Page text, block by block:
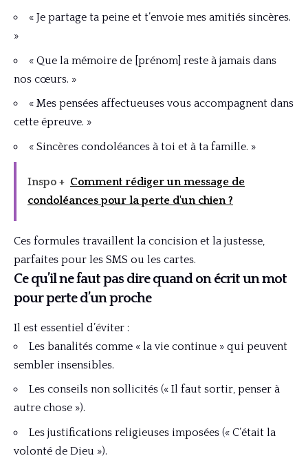
« Je partage ta peine et t’envoie mes amitiés sincères.
»
« Que la mémoire de [prénom] reste à jamais dans
nos cœurs. »
« Mes pensées affectueuses vous accompagnent dans
cette épreuve. »
« Sincères condoléances à toi et à ta famille. »
Inspo + Comment rédiger un message de
condoléances pour la perte d'un chien ?
Ces formules travaillent la concision et la justesse,
parfaites pour les SMS ou les cartes.
Ce qu’il ne faut pas dire quand on écrit un mot
pour perte d’un proche
Il est essentiel d’éviter :
Les banalités comme « la vie continue » qui peuvent
sembler insensibles.
Les conseils non sollicités (« Il faut sortir, penser à
autre chose »).
Les justifications religieuses imposées (« C’était la
volonté de Dieu »).